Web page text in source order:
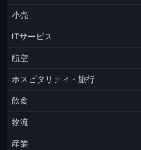
小売
ITサービス
航空
ホスピタリティ・旅行
飲食
物流
産業